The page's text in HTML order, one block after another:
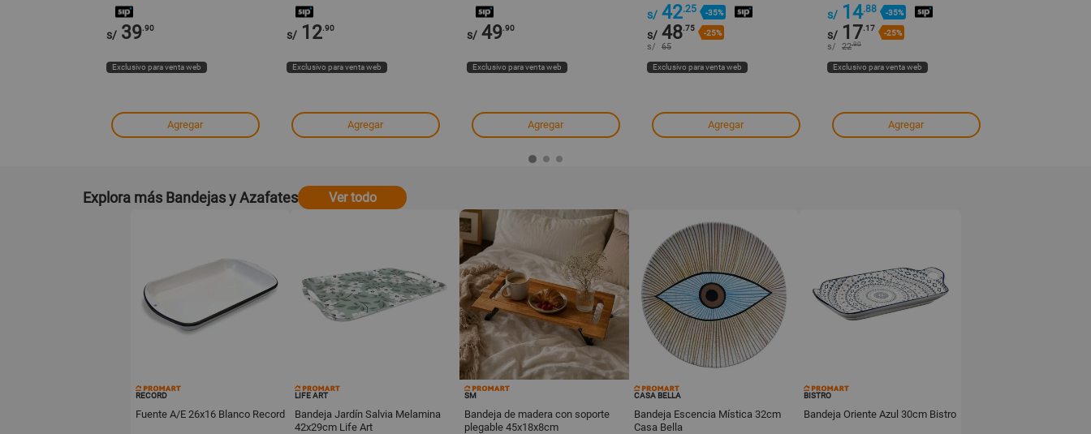
s/ 39.90
Exclusivo para venta web
Agregar
s/ 12.90
Exclusivo para venta web
Agregar
s/ 49.90
Exclusivo para venta web
Agregar
s/ 42.25 -35%
s/ 48.75
-25%
s/ 65
Exclusivo para venta web
Agregar
s/ 14.88 -35%
s/ 17.17
-25%
s/ 22.90
Exclusivo para venta web
Agregar
Explora más Bandejas y Azafates Ver todo
RECORD
Fuente A/E 26x16 Blanco Record
LIFE ART
Bandeja Jardín Salvia Melamina
42x29cm Life Art
SM
Bandeja de madera con soporte
plegable 45x18x8cm
CASA BELLA
Bandeja Escencia Mística 32cm
Casa Bella
BISTRO
Bandeja Oriente Azul 30cm Bistro